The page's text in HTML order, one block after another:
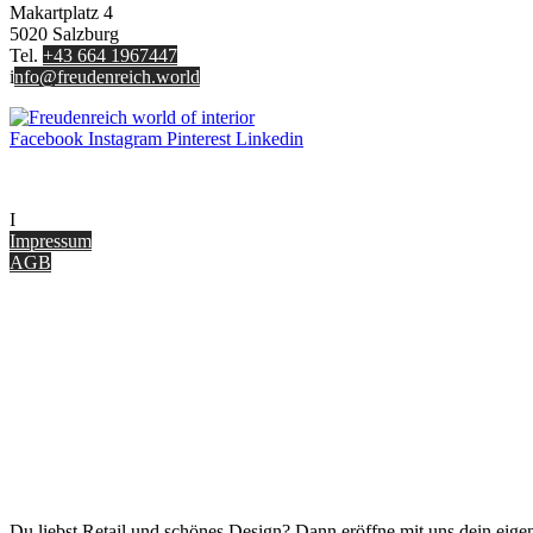
Makartplatz 4
5020 Salzburg
Tel. +43 664 1967447
info@freudenreich.world
Facebook Instagram Pinterest Linkedin
I
Impressum
AGB